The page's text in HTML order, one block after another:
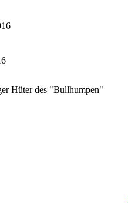
Hüter des "Bullhumpen"